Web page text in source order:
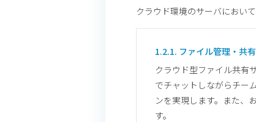
クラウド環境のサーバにおい
1.2.1. ファイル管理・共
クラウド型ファイル共有
でチャットしながらチー
ンを実現します。また、
す。